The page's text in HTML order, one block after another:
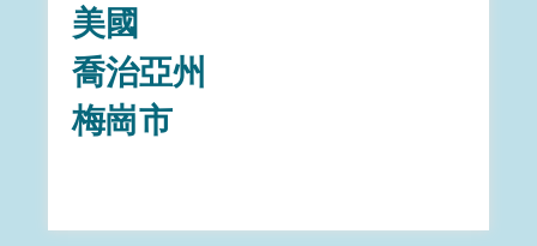
美國
喬治亞州
梅崗市